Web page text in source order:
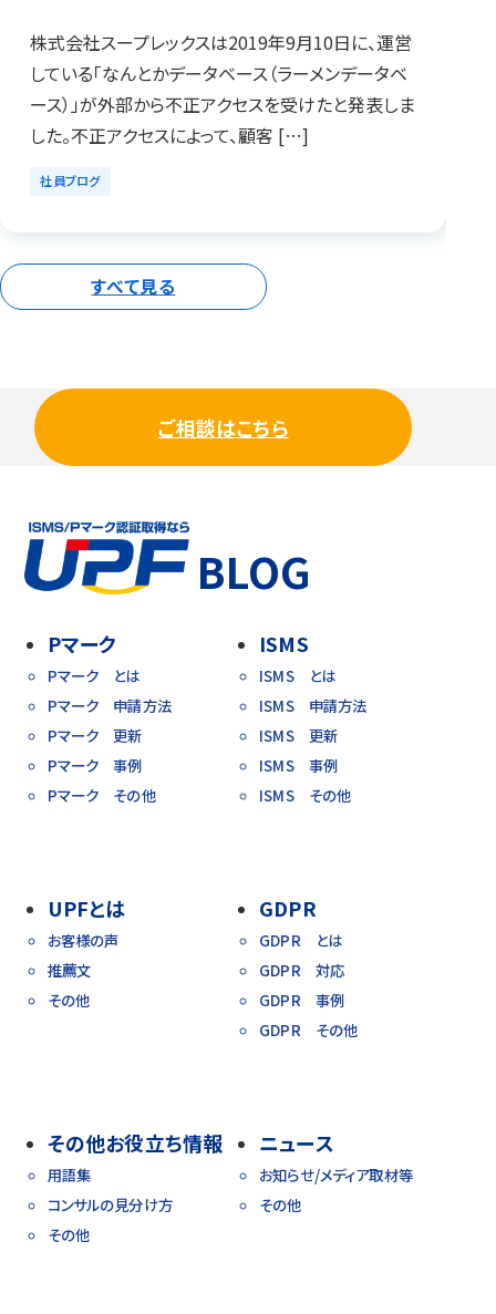
株式会社スープレックスは2019年9月10日に、運営
している「なんとかデータベース（ラーメンデータベ
ース）」が外部から不正アクセスを受けたと発表しま
した。不正アクセスによって、顧客 […]
社員ブログ
すべて見る
ご相談はこちら
BLOG
Pマーク
Pマーク とは
Pマーク 申請方法
Pマーク 更新
Pマーク 事例
Pマーク その他
ISMS
ISMS とは
ISMS 申請方法
ISMS 更新
ISMS 事例
ISMS その他
UPFとは
お客様の声
推薦文
その他
GDPR
GDPR とは
GDPR 対応
GDPR 事例
GDPR その他
その他お役立ち情報
用語集
コンサルの見分け方
その他
ニュース
お知らせ/メディア取材等
その他